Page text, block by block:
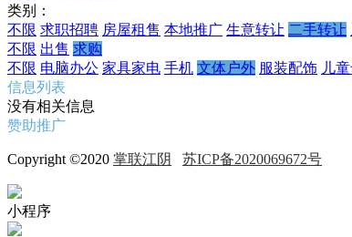
类别：
不限 求职招聘 房屋租售 本地推广 生意转让 二手转让
不限 出售 求购
不限 电脑办公 家具家电 手机 文体户外 服装配饰 儿
信息列表
没有相关信息
赞助推广
Copyright ©2020 掌联江阴 苏ICP备2020069672号
小程序